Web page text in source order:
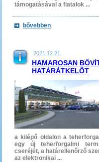
támogatásával a fiatalok ...
bővebben
2021.12.21.
HAMAROSAN
HATÁRÁTKELŐT
a kilépő oldalon a
egy új teherforgalmi
cseréjét, a határellenőrző
az elektronikai ...